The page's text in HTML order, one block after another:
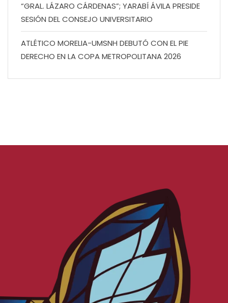
“GRAL. LÁZARO CÁRDENAS”; YARABÍ ÁVILA PRESIDE
SESIÓN DEL CONSEJO UNIVERSITARIO
ATLÉTICO MORELIA-UMSNH DEBUTÓ CON EL PIE
DERECHO EN LA COPA METROPOLITANA 2026